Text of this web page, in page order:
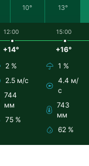
10° 13°
12:00
+14°
2 %
2.5 м/с
744
мм
75 %
15:00
+16°
1 %
4.4 м/
с
743
мм
62 %